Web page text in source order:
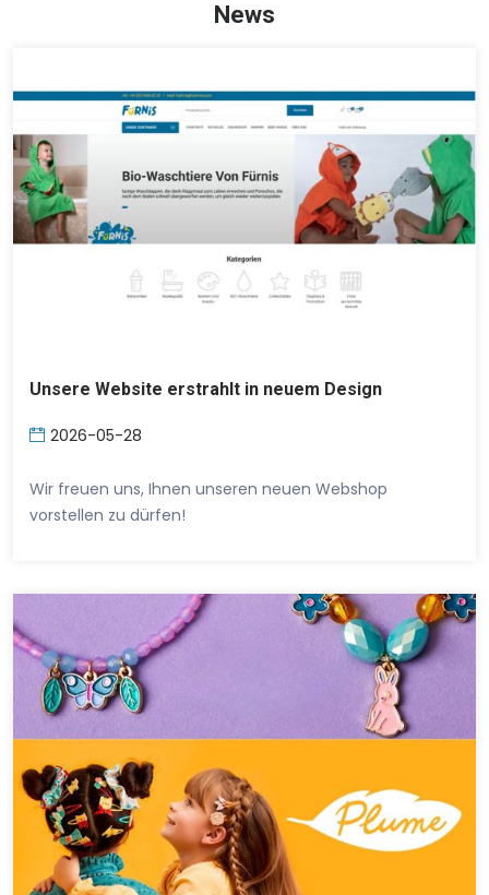
News
Unsere Website erstrahlt in neuem Design
2026-05-28
Wir freuen uns, Ihnen unseren neuen Webshop
vorstellen zu dürfen!